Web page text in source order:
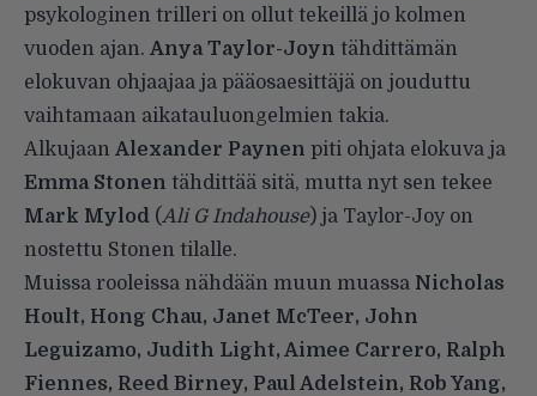
psykologinen trilleri on ollut tekeillä jo kolmen
vuoden ajan. Anya Taylor-Joyn tähdittämän
elokuvan ohjaajaa ja pääosaesittäjä on jouduttu
vaihtamaan aikatauluongelmien takia.
Alkujaan Alexander Paynen piti ohjata elokuva ja
Emma Stonen tähdittää sitä, mutta nyt sen tekee
Mark Mylod (Ali G Indahouse) ja Taylor-Joy on
nostettu Stonen tilalle.
Muissa rooleissa nähdään muun muassa Nicholas
Hoult, Hong Chau, Janet McTeer, John
Leguizamo, Judith Light, Aimee Carrero, Ralph
Fiennes, Reed Birney, Paul Adelstein, Rob Yang,